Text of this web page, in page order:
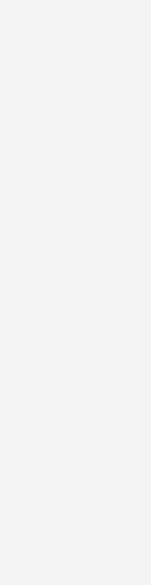
Insbesondere
Anspruch wider. In
dafür, den
und
und im Badezimmer
hat u.a. das
Einsatz kommt. Eine
ist die
gram-negativen
eines WCs mit
WC